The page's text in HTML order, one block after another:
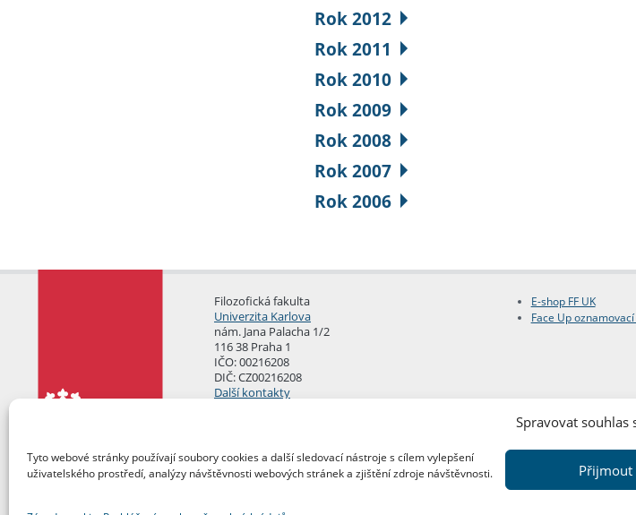
Spravovat souhlas
Tyto webové stránky používají soubory cookies a další sledovací nástroje s cílem vylepšení
uživatelského prostředí, analýzy návštěvnosti webových stránek a zjištění zdroje návštěvnosti.
Přijmout
Rok 2012
Rok 2011
Rok 2010
Rok 2009
Rok 2008
Rok 2007
Rok 2006
Filozofická fakulta
Univerzita Karlova
nám. Jana Palacha 1/2
116 38 Praha 1
IČO: 00216208
DIČ: CZ00216208
Další kontakty
E-shop FF UK
Face Up